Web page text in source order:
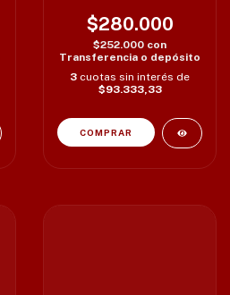
$280.000
$252.000 con
Transferencia o depósito
3 cuotas sin interés de
$93.333,33